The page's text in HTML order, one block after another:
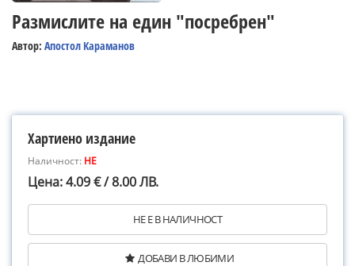
Размислите на един "посребрен"
Автор: Апостол Караманов
Хартиено издание
Наличност: НЕ
Цена: 4.09 € / 8.00 ЛВ.
НЕ Е В НАЛИЧНОСТ
ДОБАВИ В ЛЮБИМИ